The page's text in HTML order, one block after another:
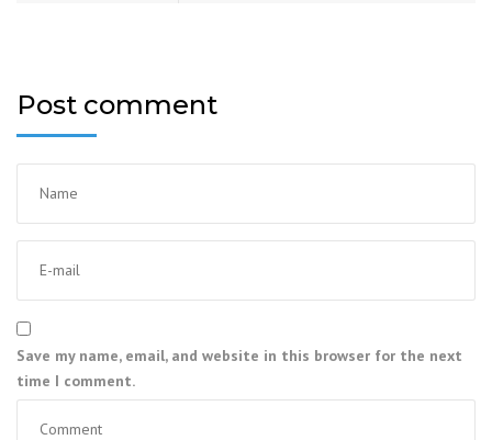
Post comment
Save my name, email, and website in this browser for the next
time I comment.